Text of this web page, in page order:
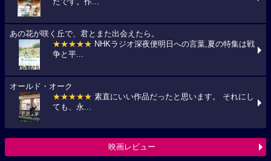
たです。作...
あの花が咲く丘で、君とまた出会えたら。
★★★★★ NHKラジオ深夜便明日への言葉,夏の特集は戦
争と平...
オールド・オーク
★★★★★ 素直にいい作品だったと思います。 それにし
ても、永...
映画レビュー